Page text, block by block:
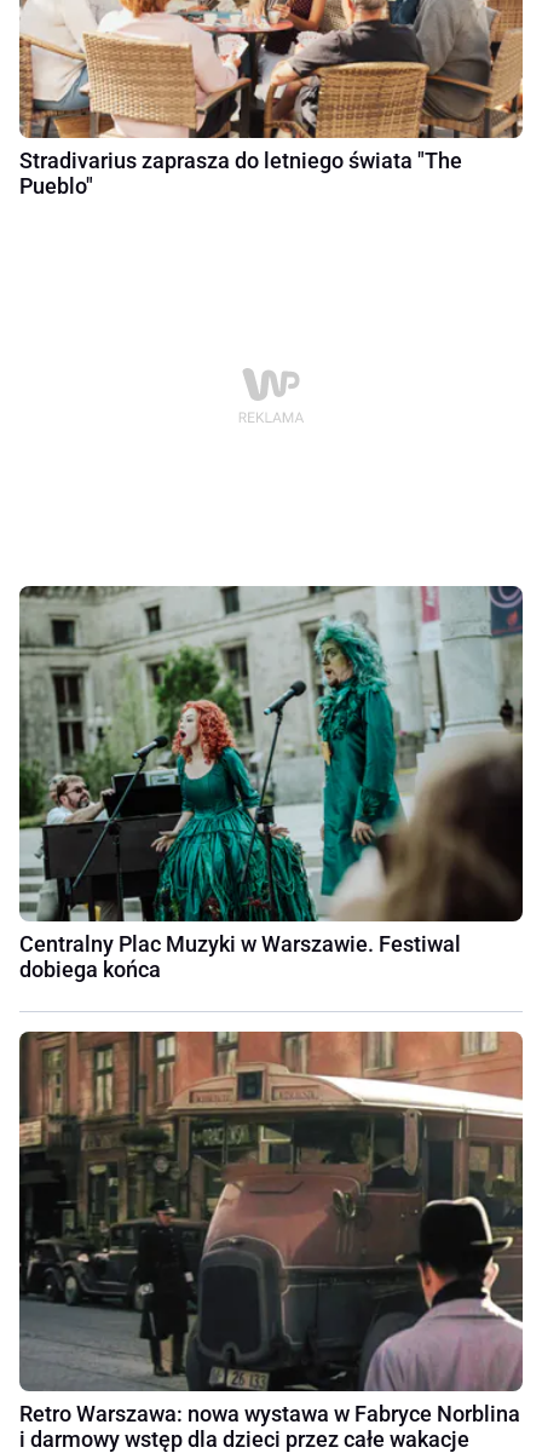
Stradivarius zaprasza do letniego świata "The
Pueblo"
Centralny Plac Muzyki w Warszawie. Festiwal
dobiega końca
Retro Warszawa: nowa wystawa w Fabryce Norblina
i darmowy wstęp dla dzieci przez całe wakacje